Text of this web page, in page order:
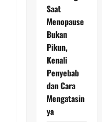
Saat
Menopause
Bukan
Pikun,
Kenali
Penyebab
dan Cara
Mengatasin
ya